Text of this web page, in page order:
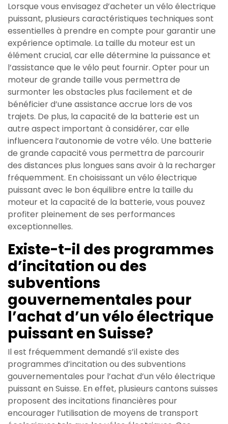
Lorsque vous envisagez d’acheter un vélo électrique
puissant, plusieurs caractéristiques techniques sont
essentielles à prendre en compte pour garantir une
expérience optimale. La taille du moteur est un
élément crucial, car elle détermine la puissance et
l’assistance que le vélo peut fournir. Opter pour un
moteur de grande taille vous permettra de
surmonter les obstacles plus facilement et de
bénéficier d’une assistance accrue lors de vos
trajets. De plus, la capacité de la batterie est un
autre aspect important à considérer, car elle
influencera l’autonomie de votre vélo. Une batterie
de grande capacité vous permettra de parcourir
des distances plus longues sans avoir à la recharger
fréquemment. En choisissant un vélo électrique
puissant avec le bon équilibre entre la taille du
moteur et la capacité de la batterie, vous pouvez
profiter pleinement de ses performances
exceptionnelles.
Existe-t-il des programmes
d’incitation ou des
subventions
gouvernementales pour
l’achat d’un vélo électrique
puissant en Suisse?
Il est fréquemment demandé s’il existe des
programmes d’incitation ou des subventions
gouvernementales pour l’achat d’un vélo électrique
puissant en Suisse. En effet, plusieurs cantons suisses
proposent des incitations financières pour
encourager l’utilisation de moyens de transport